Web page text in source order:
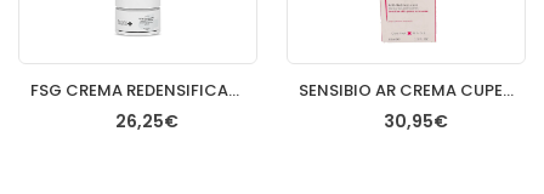
FSG CREMA REDENSIFICANTE RENOVADORA RICA 50ML
26,25€
SENSIBIO AR CREMA CUPEROSIS 40 ML
30,95€